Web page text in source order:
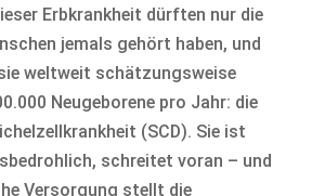
Erbkrankheit dürften nur die
jemals gehört haben, und
weltweit schätzungsweise
Neugeborene pro Jahr: die
(SCD). Sie ist
schreitet voran – und
Versorgung stellt die